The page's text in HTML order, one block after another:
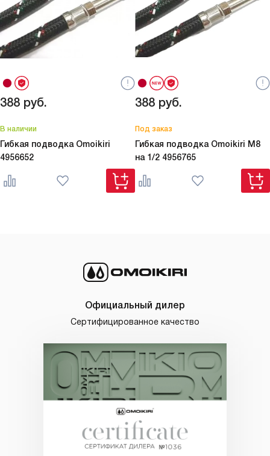
красоту!
388 руб.
В наличии
Гибкая подводка Omoikiri
4956652
388 руб.
Под заказ
Гибкая подводка Omoikiri M8
на 1/2 4956765
Официальный дилер
Сертифицированное качество